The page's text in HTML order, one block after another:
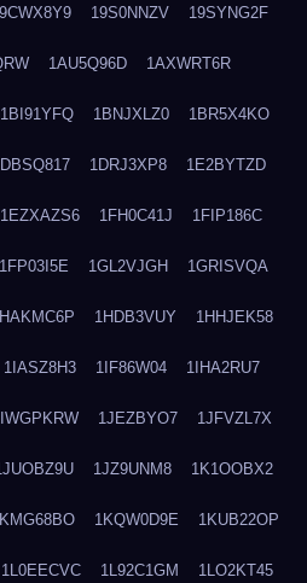
19S0NNZV 19SYNG2F
1AU5Q96D 1AXWRT6R
1BI91YFQ 1BNJXLZ0 1BR5X4KO
1DRJ3XP8 1E2BYTZD
1EZXAZS6 1FH0C41J 1FIP186C
1FP03I5E 1GL2VJGH 1GRISVQA
1HDB3VUY 1HHJEK58
1IASZ8H3 1IF86W04 1IHA2RU7
1JEZBYO7 1JFVZL7X
1JZ9UNM8 1K1OOBX2
1KQW0D9E 1KUB22OP
1L0EECVC 1L92C1GM 1LO2KT45